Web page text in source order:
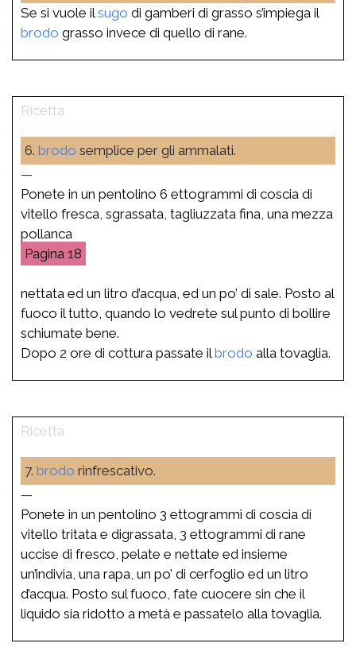
Se si vuole ilsugo di gamberi di grasso s’impiega il
brodo grasso invece di quello di rane.
6. brodo semplice per gli ammalati.
—
Ponete in un pentolino 6 ettogrammi di coscia di
vitello fresca, sgrassata, tagliuzzata fina, una mezza
pollanca
18
nettata ed un litro d’acqua, ed un po’ di sale. Posto al
fuoco il tutto, quando lo vedrete sul punto di bollire
schiumate bene.
Dopo 2 ore di cottura passate ilbrodo alla tovaglia.
7. brodo rinfrescativo.
—
Ponete in un pentolino 3 ettogrammi di coscia di
vitello tritata e digrassata, 3 ettogrammi di rane
uccise di fresco, pelate e nettate ed insieme
un’indivia, una rapa, un po’ di cerfoglio ed un litro
d’acqua. Posto sul fuoco, fate cuocere sin che il
liquido sia ridotto a metà e passatelo alla tovaglia.